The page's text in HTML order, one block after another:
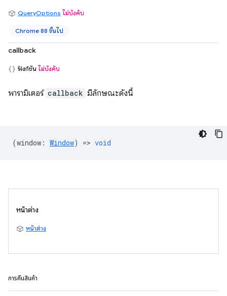
QueryOptions ไม่บังคับ
Chrome 88 ขึ้นไป
callback
ฟังก์ชัน ไม่บังคับ
พารามิเตอร์ callback มีลักษณะดังนี้
(window : Window) => void
หน้าต่าง
หน้าต่าง
การคืนสินค้า